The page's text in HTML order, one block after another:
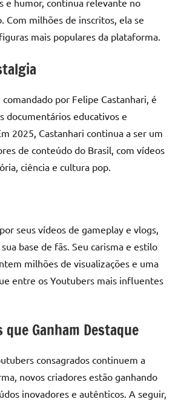
e humor, continua relevante no
Com milhões de inscritos, ela se
mais populares da plataforma.
comandado por Felipe Castanhari, é
documentários educativos e
2025, Castanhari continua a ser um
de conteúdo do Brasil, com vídeos
ciência e cultura pop.
seus vídeos de gameplay e vlogs,
base de fãs. Seu carisma e estilo
milhões de visualizações e uma
entre os Youtubers mais influentes
que Ganham Destaque
consagrados continuem a
novos criadores estão ganhando
inovadores e autênticos. A seguir,